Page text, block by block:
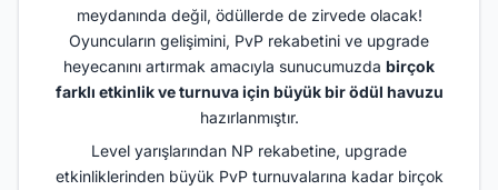
meydanında değil, ödüllerde de zirvede olacak!
Oyuncuların gelişimini, PvP rekabetini ve upgrade
heyecanını artırmak amacıyla sunucumuzda birçok
farklı etkinlik ve turnuva için büyük bir ödül havuzu
hazırlanmıştır.
Level yarışlarından NP rekabetine, upgrade
etkinliklerinden büyük PvP turnuvalarına kadar birçok